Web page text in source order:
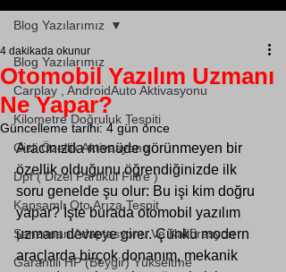
Blog Yazılarımız
Carplay , AndroidAuto Aktivasyonu
Kilometre Doğruluk Tespiti
Gizli Özellik Aktivasyonu
Dpf ( Dizel Partikül Filtre )
Kapsamlı Oto Arıza Tespit
Şanzıman Adaptasyonu Ve Kalibrasyon
Garantili HP (Beygir) Yükseltme
Blog Yazılarımız
Otomobil Yazılım Uzmanı
Ne Yapar?
4 dakikada okunur
Güncelleme tarihi:4 gün önce
Aracınızda menüde görünmeyen bir
özellik olduğunu öğrendiğinizde ilk
soru genelde şu olur: Bu işi kim doğru
yapar? İşte burada otomobil yazılım
uzmanı devreye girer. Çünkü modern
araçlarda birçok donanım, mekanik